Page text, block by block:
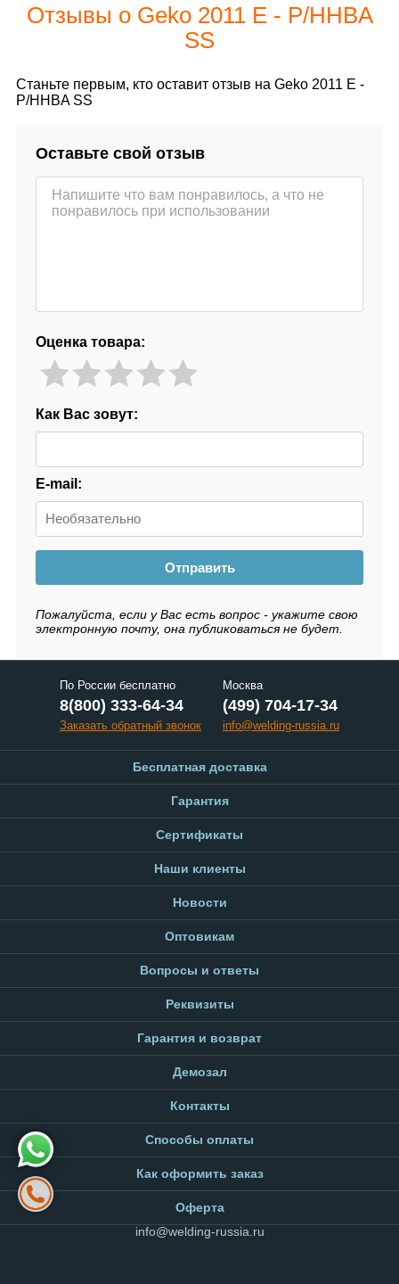
Отзывы о Geko 2011 E - P/HHBA
SS
Станьте первым, кто оставит отзыв на Geko 2011 E -
P/HHBA SS
Оставьте свой отзыв
Оценка товара:
Как Вас зовут:
E-mail:
Отправить
Пожалуйста, если у Вас есть вопрос - укажите свою
электронную почту, она публиковаться не будет.
По России бесплатно
8(800) 333-64-34
Заказать обратный звонок
Москва
(499) 704-17-34
info@welding-russia.ru
Бесплатная доставка
Гарантия
Сертификаты
Наши клиенты
Новости
Оптовикам
Вопросы и ответы
Реквизиты
Гарантия и возврат
Демозал
Контакты
Способы оплаты
Как оформить заказ
Оферта
info@welding-russia.ru